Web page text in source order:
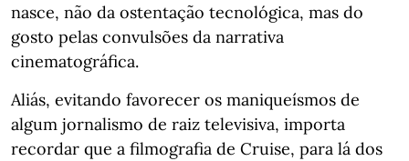
nasce, não da ostentação tecnológica, mas do
gosto pelas convulsões da narrativa
cinematográfica.
Aliás, evitando favorecer os maniqueísmos de
algum jornalismo de raiz televisiva, importa
recordar que a filmografia de Cruise, para lá dos